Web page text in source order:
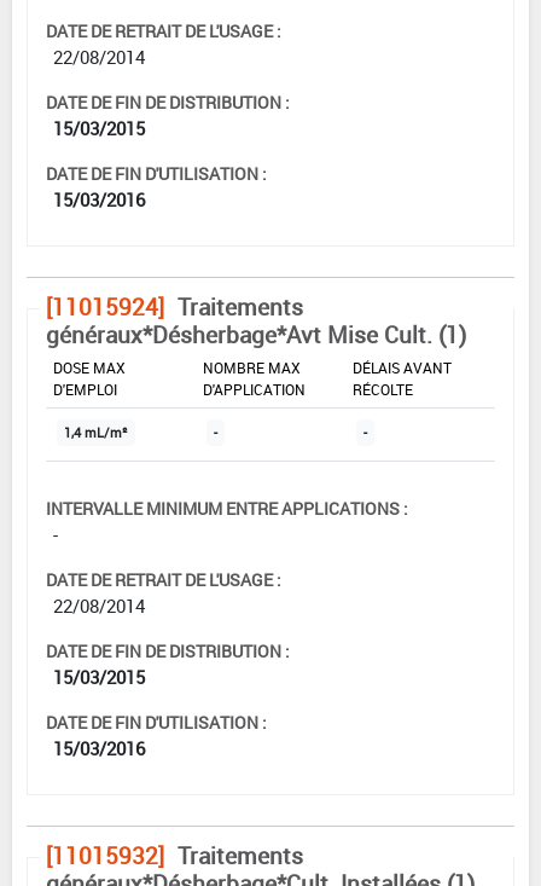
DATE DE RETRAIT DE L'USAGE :
22/08/2014
DATE DE FIN DE DISTRIBUTION :
15/03/2015
DATE DE FIN D'UTILISATION :
15/03/2016
[11015924] Traitements
généraux*Désherbage*Avt Mise Cult. (1)
DOSE MAX
D'EMPLOI
NOMBRE MAX
D'APPLICATION
DÉLAIS AVANT
RÉCOLTE
1,4 mL/m² - -
INTERVALLE MINIMUM ENTRE APPLICATIONS :
-
DATE DE RETRAIT DE L'USAGE :
22/08/2014
DATE DE FIN DE DISTRIBUTION :
15/03/2015
DATE DE FIN D'UTILISATION :
15/03/2016
[11015932] Traitements